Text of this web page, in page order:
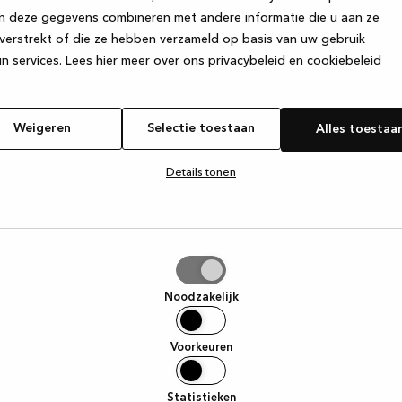
deze gegevens combineren met andere informatie die u aan ze
of die ze hebben verzameld op basis van uw gebruik
services. Lees hier meer over ons privacybeleid en cookiebeleid
Weigeren Selectie toestaan Alles
Details tonen
Noodzakelijk
Voorkeuren
Statistieken
has occurred while loadingwww.kvik.nl (see the